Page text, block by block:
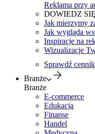
Reklama przy
DOWIEDZ
Jak mierzymy
Jak wygląda
Inspiracje na
Wizualizacje
Sprawdź cennik
Branże
Branże
E-commerce
Edukacja
Finanse
Handel